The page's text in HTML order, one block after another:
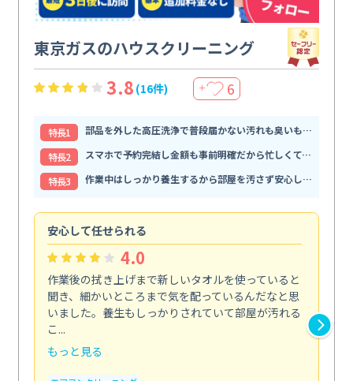
東京ガスのハウスクリーニング
3.8 (16件) ＋ 6
特⻑1
部品を外した高圧洗浄で普段届かない汚れも臭いもすっきり解消
特⻑2
スマホで予約完結し金額も事前明確だから忙しくても頼みやすい
特⻑3
作業中はしっかり養生するから部屋を汚さず安心して任せられる
安心して任せられる
4.0
作業後の拭き上げまで新しいタオルを使っていると
聞き、細かいところまで気を配っているんだなと思
いました。養生もしっかりされていて部屋が汚れる
こ...
もっと見る